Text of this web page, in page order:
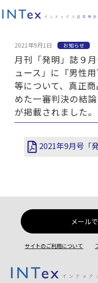
2021年9月1日 お知らせ
月刊「発明」誌９
ュース」に『男性
等について、真正
めた一審判決の結
が掲載されました。
2021年9月号「
メール
サイトのご利用について